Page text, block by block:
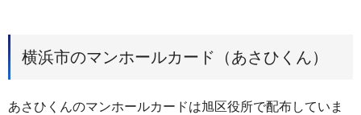
横浜市のマンホールカード（あさひくん）
あさひくんのマンホールカードは旭区役所で配布していま